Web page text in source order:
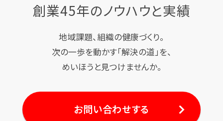
創業45年のノウハウと実績
地域課題、組織の健康づくり。
次の一歩を動かす「解決の道」を、
めいほうと見つけませんか。
お問い合わせする